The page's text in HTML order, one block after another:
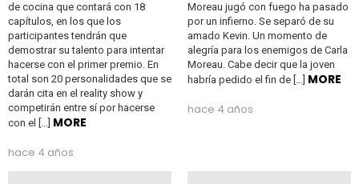
de cocina que contará con 18
capítulos, en los que los
participantes tendrán que
demostrar su talento para intentar
hacerse con el primer premio. En
total son 20 personalidades que se
darán cita en el reality show y
competirán entre sí por hacerse
con el […] MORE
hace 4 años
Moreau jugó con fuego ha pasado
por un infierno. Se separó de su
amado Kevin. Un momento de
alegría para los enemigos de Carla
Moreau. Cabe decir que la joven
habría pedido el fin de […] MORE
hace 4 años